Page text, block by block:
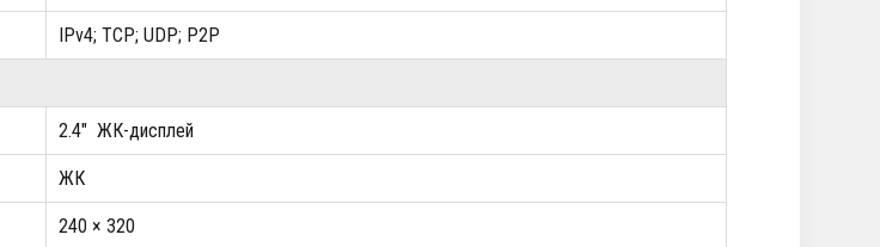
IPv4; TCP; UDP; P2P
2.4" ЖК-дисплей
ЖК
240 × 320